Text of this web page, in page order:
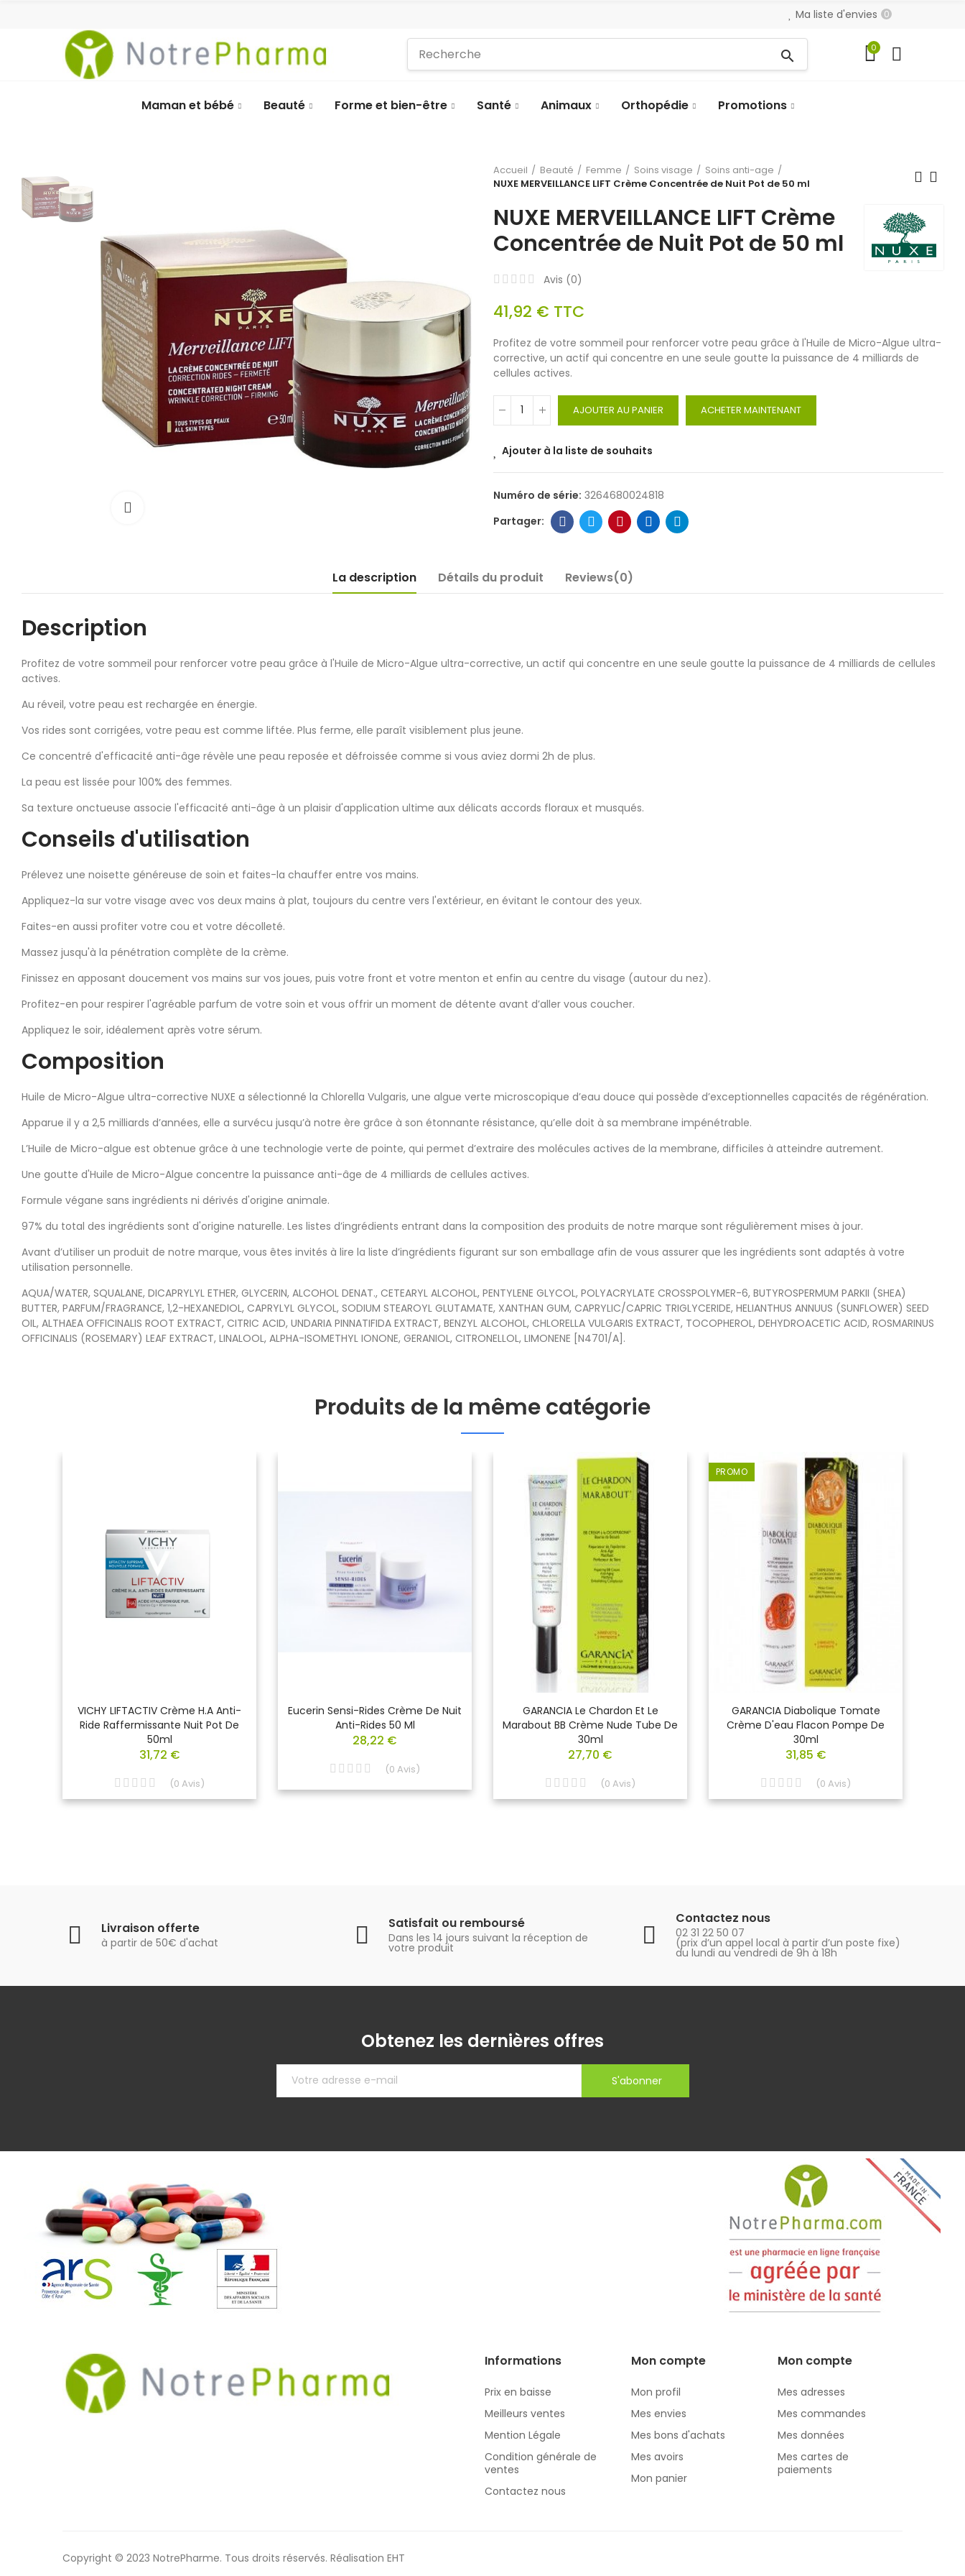
Ma liste d'envies 0
search 0
Maman et bébé Beauté Forme et bien-être Santé Animaux Orthopédie Promotions
Accueil Beauté Femme Soins visage
Soins anti-age
NUXE MERVEILLANCE LIFT Crème Concentrée de Nuit Pot de 50 ml
NUXE MERVEILLANCE LIFT Crème
Concentrée de Nuit Pot de 50 ml
Avis (0)
41,92 € TTC
Profitez de votre sommeil pour renforcer votre peau grâce à l'Huile de Micro-Algue ultra-
corrective, un actif qui concentre en une seule goutte la puissance de 4 milliards de
cellules actives.
AJOUTER AU PANIER ACHETER MAINTENANT
Ajouter à la liste de souhaits
Numéro de série: 3264680024818
La description Détails du produit Reviews(0)
Description
Profitez de votre sommeil pour renforcer votre peau grâce à l'Huile de Micro-Algue ultra-corrective, un actif qui concentre en une seule goutte la puissance de 4 milliards de cellules
actives.
Au réveil, votre peau est rechargée en énergie.
Vos rides sont corrigées, votre peau est comme liftée. Plus ferme, elle paraît visiblement plus jeune.
Ce concentré d'efficacité anti-âge révèle une peau reposée et défroissée comme si vous aviez dormi 2h de plus.
La peau est lissée pour 100% des femmes.
Sa texture onctueuse associe l'efficacité anti-âge à un plaisir d'application ultime aux délicats accords floraux et musqués.
Conseils d'utilisation
Prélevez une noisette généreuse de soin et faites-la chauffer entre vos mains.
Appliquez-la sur votre visage avec vos deux mains à plat, toujours du centre vers l'extérieur, en évitant le contour des yeux.
Faites-en aussi profiter votre cou et votre décolleté.
Massez jusqu'à la pénétration complète de la crème.
Finissez en apposant doucement vos mains sur vos joues, puis votre front et votre menton et enfin au centre du visage (autour du nez).
Profitez-en pour respirer l'agréable parfum de votre soin et vous offrir un moment de détente avant d’aller vous coucher.
Appliquez le soir, idéalement après votre sérum.
Composition
Huile de Micro-Algue ultra-corrective NUXE a sélectionné la Chlorella Vulgaris, une algue verte microscopique d’eau douce qui possède d’exceptionnelles capacités de régénération.
Apparue il y a 2,5 milliards d’années, elle a survécu jusqu’à notre ère grâce à son étonnante résistance, qu’elle doit à sa membrane impénétrable.
L’Huile de Micro-algue est obtenue grâce à une technologie verte de pointe, qui permet d’extraire des molécules actives de la membrane, difficiles à atteindre autrement.
Une goutte d'Huile de Micro-Algue concentre la puissance anti-âge de 4 milliards de cellules actives.
Formule végane sans ingrédients ni dérivés d'origine animale.
97% du total des ingrédients sont d'origine naturelle. Les listes d’ingrédients entrant dans la composition des produits de notre marque sont régulièrement mises à jour.
Avant d’utiliser un produit de notre marque, vous êtes invités à lire la liste d’ingrédients figurant sur son emballage afin de vous assurer que les ingrédients sont adaptés à votre
utilisation personnelle.
AQUA/WATER, SQUALANE, DICAPRYLYL ETHER, GLYCERIN, ALCOHOL DENAT., CETEARYL ALCOHOL, PENTYLENE GLYCOL, POLYACRYLATE CROSSPOLYMER-6, BUTYROSPERMUM PARKII (SHEA)
BUTTER, PARFUM/FRAGRANCE, 1,2-HEXANEDIOL, CAPRYLYL GLYCOL, SODIUM STEAROYL GLUTAMATE, XANTHAN GUM, CAPRYLIC/CAPRIC TRIGLYCERIDE, HELIANTHUS ANNUUS (SUNFLOWER) SEED
OIL, ALTHAEA OFFICINALIS ROOT EXTRACT, CITRIC ACID, UNDARIA PINNATIFIDA EXTRACT, BENZYL ALCOHOL, CHLORELLA VULGARIS EXTRACT, TOCOPHEROL, DEHYDROACETIC ACID, ROSMARINUS
OFFICINALIS (ROSEMARY) LEAF EXTRACT, LINALOOL, ALPHA-ISOMETHYL IONONE, GERANIOL, CITRONELLOL, LIMONENE [N4701/A].
Produits de la même catégorie
VICHY LIFTACTIV Crème H.A Anti-
Ride Raffermissante Nuit Pot De
50ml
31,72 €
(0 Avis)
Eucerin Sensi-Rides Crème De Nuit
Anti-Rides 50 Ml
28,22 €
(0 Avis)
GARANCIA Le Chardon Et Le
Marabout BB Crème Nude Tube De
30ml
27,70 €
(0 Avis)
PROMO
GARANCIA Diabolique Tomate
Crème D'eau Flacon Pompe De
30ml
31,85 €
(0 Avis)
Livraison offerte
à partir de 50€ d'achat
Satisfait ou remboursé
Dans les 14 jours suivant la réception de
votre produit
Contactez nous
02 31 22 50 07
(prix d’un appel local à partir d’un poste fixe)
du lundi au vendredi de 9h à 18h
Obtenez les dernières offres
S'abonner
Informations
Prix en baisse
Meilleurs ventes
Mention Légale
Condition générale de
ventes
Contactez nous
Mon compte
Mon profil
Mes envies
Mes bons d'achats
Mes avoirs
Mon panier
Mon compte
Mes adresses
Mes commandes
Mes données
Mes cartes de
paiements
Copyright © 2023 NotrePharme. Tous droits réservés. Réalisation EHT